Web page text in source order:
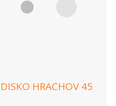
HRACHOV 45